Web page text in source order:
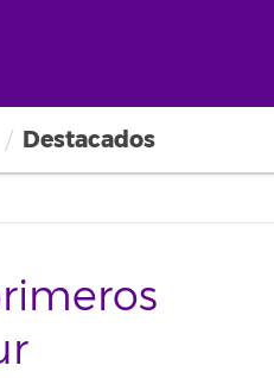
Destacados